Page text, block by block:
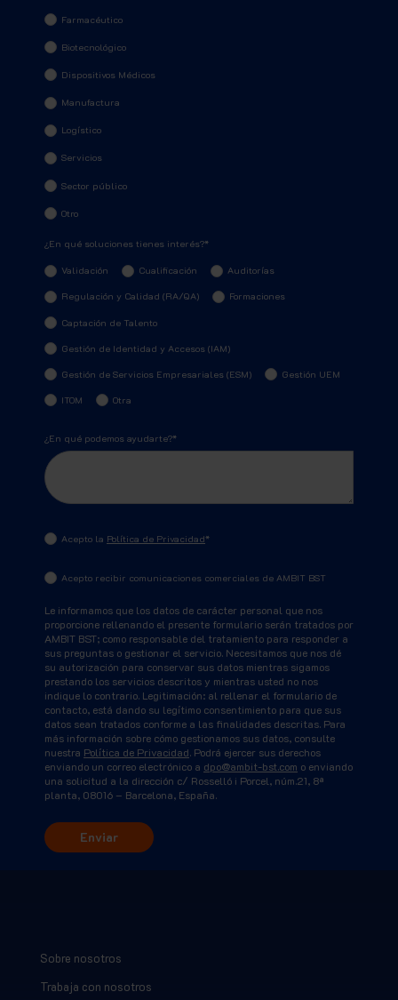
Farmacéutico
Biotecnológico
Dispositivos Médicos
Manufactura
Logístico
Servicios
Sector público
Otro
¿En qué soluciones tienes interés?*
Validación Cualificación Auditorías
Regulación y Calidad (RA/QA) Formaciones
Captación de Talento
Gestión de Identidad y Accesos (IAM)
Gestión de Servicios Empresariales (ESM) Gestión UEM
ITOM Otra
¿En qué podemos ayudarte?*
Acepto la Política de Privacidad*
Acepto recibir comunicaciones comerciales de AMBIT BST
Le informamos que los datos de carácter personal que nos
proporcione rellenando el presente formulario serán tratados por
AMBIT BST; como responsable del tratamiento para responder a
sus preguntas o gestionar el servicio. Necesitamos que nos dé
su autorización para conservar sus datos mientras sigamos
prestando los servicios descritos y mientras usted no nos
indique lo contrario. Legitimación: al rellenar el formulario de
contacto, está dando su legítimo consentimiento para que sus
datos sean tratados conforme a las finalidades descritas. Para
más información sobre cómo gestionamos sus datos, consulte
nuestra Política de Privacidad. Podrá ejercer sus derechos
enviando un correo electrónico a dpo@ambit-bst.com o enviando
una solicitud a la dirección c/ Rosselló i Porcel, núm.21, 8ª
planta, 08016 – Barcelona, España.
Sobre nosotros
Trabaja con nosotros